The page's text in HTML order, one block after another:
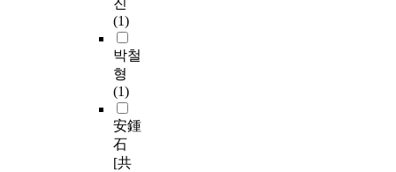
진
(1)
박철
형
(1)
安鍾
石
[共